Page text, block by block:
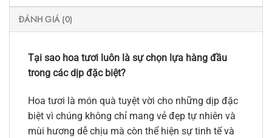
ĐÁNH GIÁ (0)
Tại sao hoa tươi luôn là sự chọn lựa hàng đầu
trong các dịp đặc biệt?
Hoa tươi là món quà tuyệt vời cho những dịp đặc
biệt vì chúng không chỉ mang vẻ đẹp tự nhiên và
mùi hương dễ chịu mà còn thể hiện sự tinh tế và